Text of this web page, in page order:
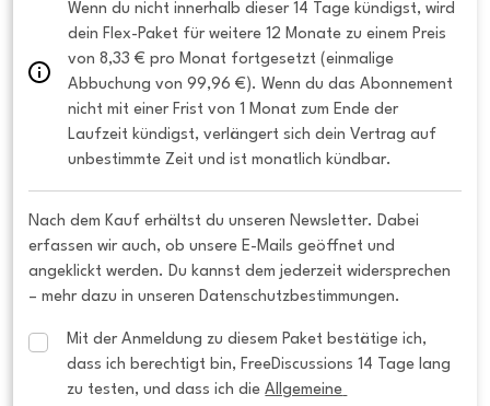
Wenn du nicht innerhalb dieser 14 Tage kündigst, wird
dein Flex-Paket für weitere 12 Monate zu einem Preis
von 8,33 € pro Monat fortgesetzt (einmalige
Abbuchung von 99,96 €). Wenn du das Abonnement
nicht mit einer Frist von 1 Monat zum Ende der
Laufzeit kündigst, verlängert sich dein Vertrag auf
unbestimmte Zeit und ist monatlich kündbar.
Nach dem Kauf erhältst du unseren Newsletter. Dabei
erfassen wir auch, ob unsere E-Mails geöffnet und
angeklickt werden. Du kannst dem jederzeit widersprechen
– mehr dazu in unseren Datenschutzbestimmungen.
Mit der Anmeldung zu diesem Paket bestätige ich,
dass ich berechtigt bin, FreeDiscussions 14 Tage lang
zu testen, und dass ich die Allgemeine